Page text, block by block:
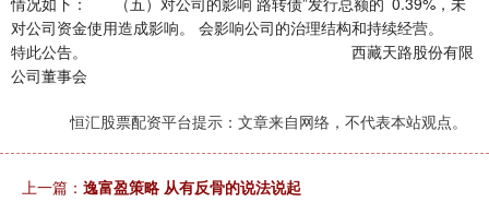
对公司资金使用造成影响。 会影响公司的治理结构和持续经营。
特此公告。 西藏天路股份有限
公司董事会
恒汇股票配资平台提示：文章来自网络，不代表本站观点。
上一篇： 逸富盈策略 从有反骨的说法说起